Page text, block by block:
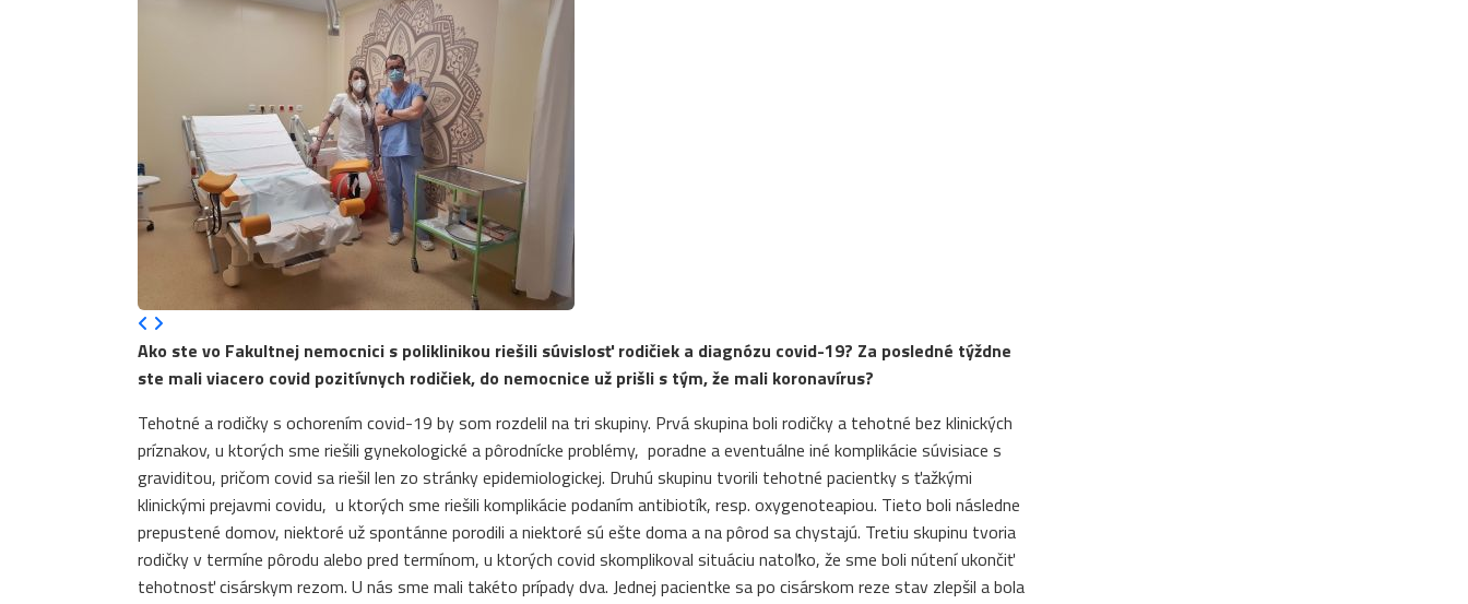
Ako ste vo Fakultnej nemocnici s poliklinikou riešili súvislosť rodičiek a diagnózu covid-19? Za posledné týždne
ste mali viacero covid pozitívnych rodičiek, do nemocnice už prišli s tým, že mali koronavírus?
Tehotné a rodičky s ochorením covid-19 by som rozdelil na tri skupiny. Prvá skupina boli rodičky a tehotné bez klinických
príznakov, u ktorých sme riešili gynekologické a pôrodnícke problémy, poradne a eventuálne iné komplikácie súvisiace s
graviditou, pričom covid sa riešil len zo stránky epidemiologickej. Druhú skupinu tvorili tehotné pacientky s ťažkými
klinickými prejavmi covidu, u ktorých sme riešili komplikácie podaním antibiotík, resp. oxygenoteapiou. Tieto boli následne
prepustené domov, niektoré už spontánne porodili a niektoré sú ešte doma a na pôrod sa chystajú. Tretiu skupinu tvoria
rodičky v termíne pôrodu alebo pred termínom, u ktorých covid skomplikoval situáciu natoľko, že sme boli nútení ukončiť
tehotnosť cisárskym rezom. U nás sme mali takéto prípady dva. Jednej pacientke sa po cisárskom reze stav zlepšil a bola